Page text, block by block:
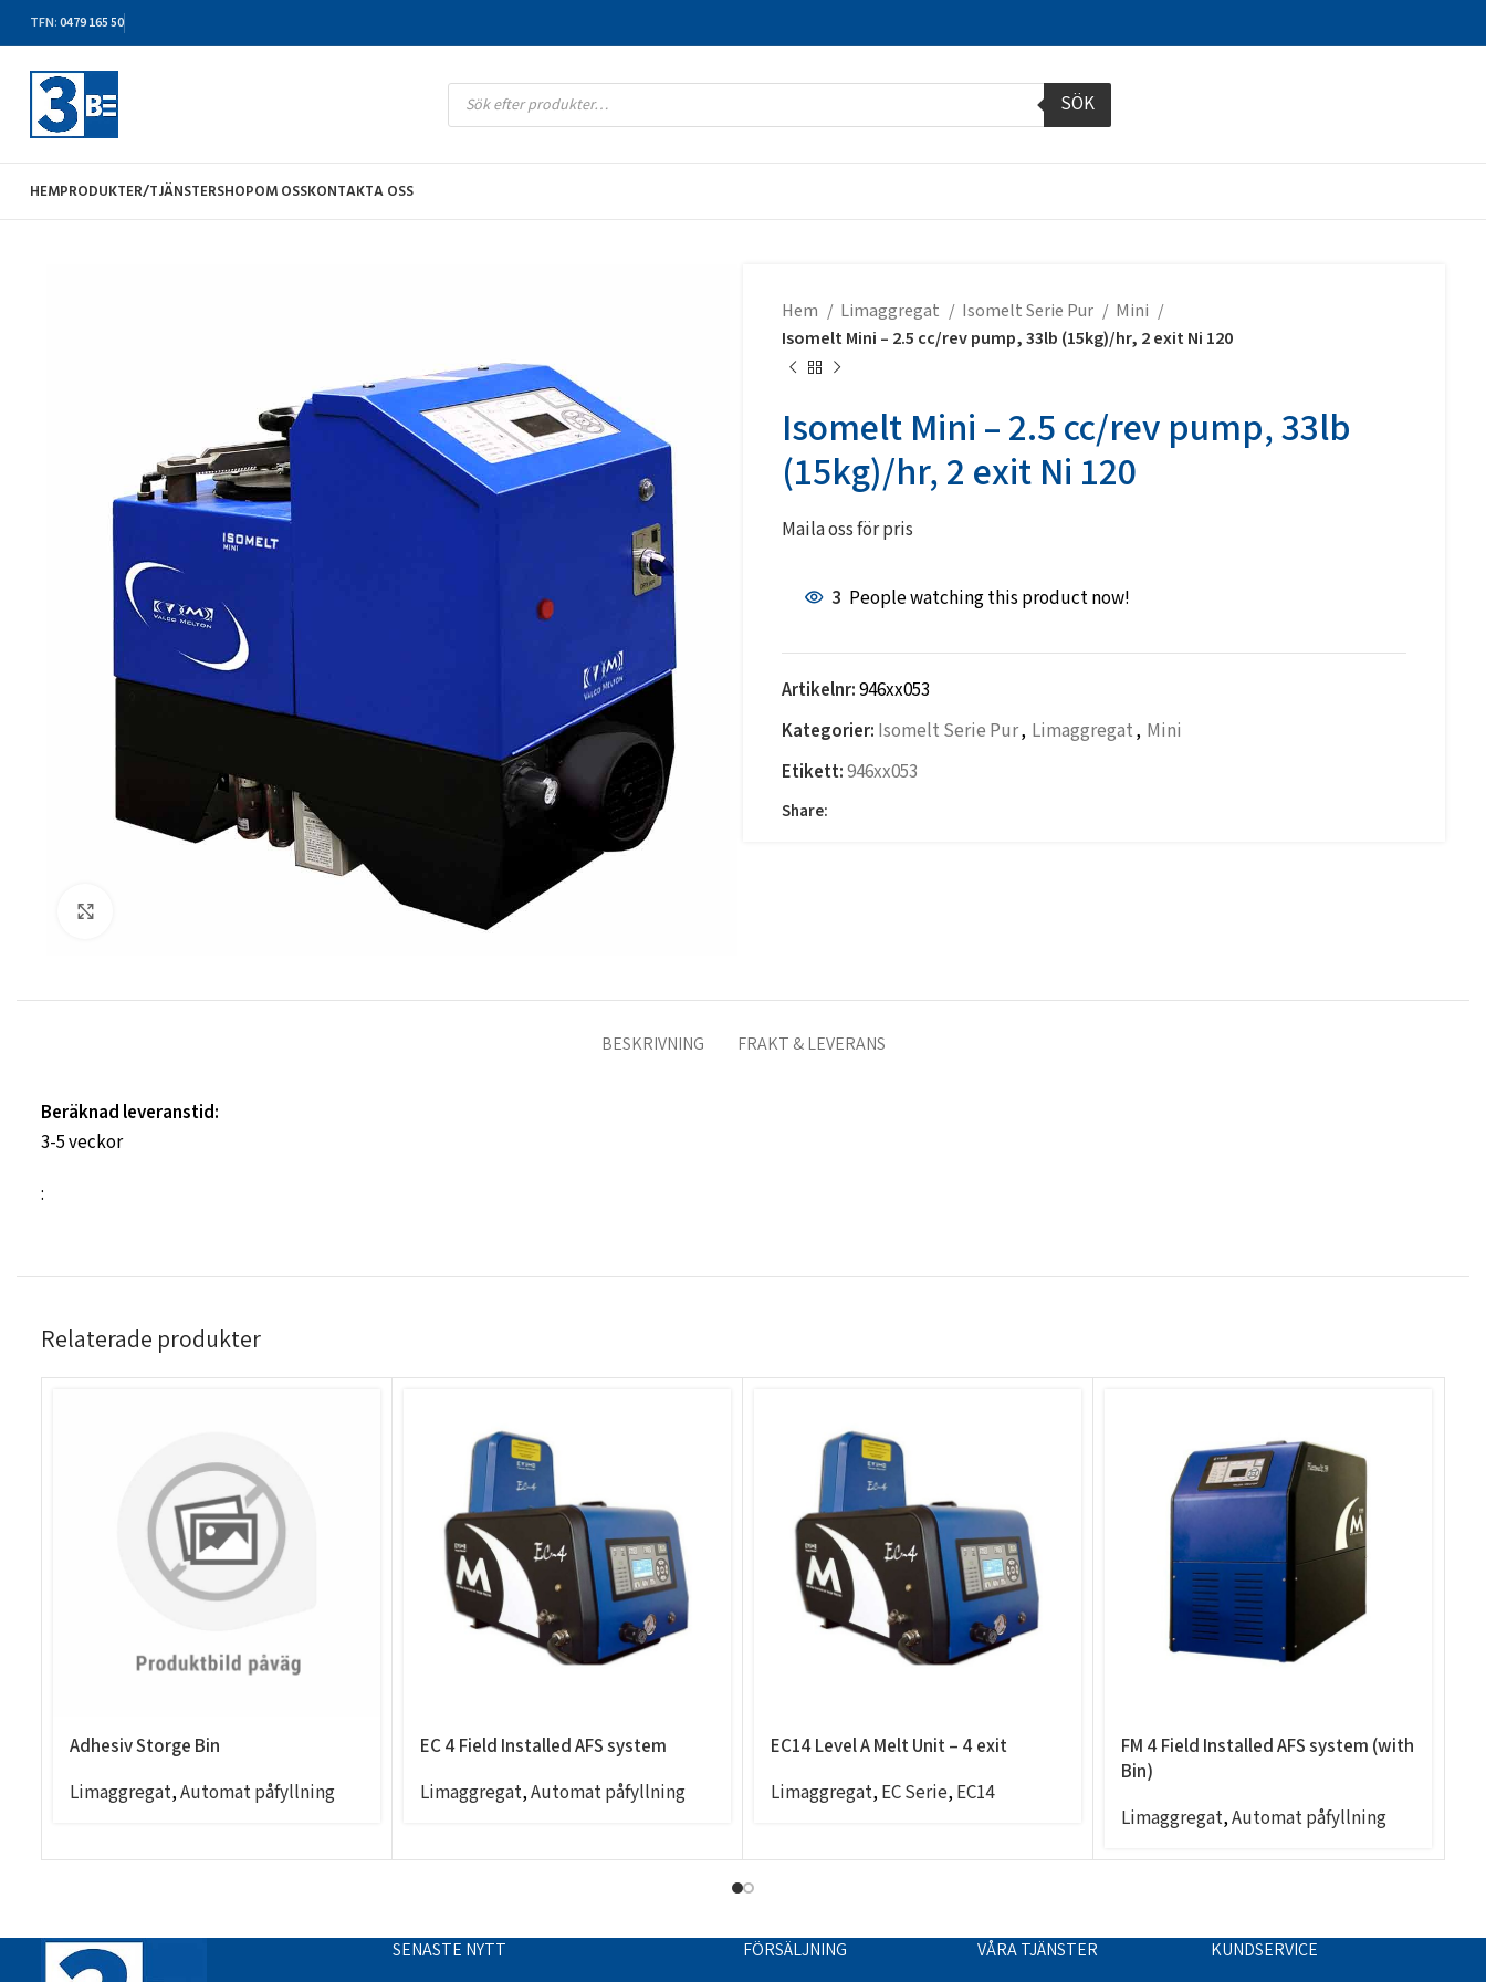
TFN: 0479 165 50
SÖK
HEMPRODUKTER/TJÄNSTERSHOPOM OSSKONTAKTA OSS
Hem Limaggregat Isomelt Serie Pur
Mini
Isomelt Mini – 2.5 cc/rev pump, 33lb (15kg)/hr, 2 exit Ni 120
Isomelt Mini – 2.5 cc/rev pump, 33lb
(15kg)/hr, 2 exit Ni 120
Maila oss för pris
3 People watching this product now!
Artikelnr:946xx053
Kategorier: Isomelt Serie Pur, Limaggregat, Mini
Etikett:946xx053
Share:
BESKRIVNING FRAKT & LEVERANS
Beräknad leveranstid:
3-5 veckor
:
Relaterade produkter
Adhesiv Storge Bin
Limaggregat,Automat påfyllning
EC 4 Field Installed AFS system
Limaggregat,Automat påfyllning
EC14 Level A Melt Unit – 4 exit
Limaggregat, EC Serie, EC14
FM 4 Field Installed AFS system (with
Bin)
Limaggregat,Automat påfyllning
SENASTE NYTT FÖRSÄLJNING VÅRA TJÄNSTER KUNDSERVICE